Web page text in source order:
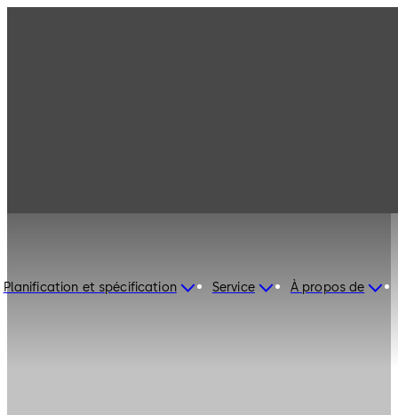
Planification et spécification Service À propos de